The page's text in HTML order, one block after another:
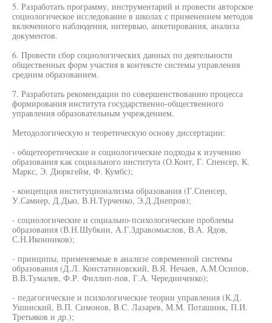
5. Разработать программу, инструментарий и провести авторское
социологическое исследование в школах с применением методов
включенного наблюдения, интервью, анкетирования, анализа
документов.
6. Провести сбор социологических данных по деятельности
общественных форм участия в контексте системы управления
средним образованием.
7. Разработать рекомендации по совершенствованию процесса
формирования института государственно-общественного
управления образовательным учреждением.
Методологическую и теоретическую основу диссертации:
- общетеоретические и социологические подходы к изучению
образования как социального института (О.Конт, Г. Спенсер, К.
Маркс, Э. Дюркгейм, Ф. Кумбс);
- концепция институционализма образования (Г.Спенсер,
У.Самнер, Д.Дыо, В.Н.Турченко, Э.Д.Днепров);
- социологические и социально-психологические проблемы
образования (В.Н.Шубкин, А.Г.Здравомыслов, В.А. Ядов,
С.Н.Иконников);
- принципы, применяемые в анализе современной системы
образования (Д.Л. Констатиновский, В.Я. Нечаев, А.М.Осипов,
В.В.Тумалев, Ф.Р. Филлип-пов, Г.А. Чередниченко);
- педагогические и психологические теории управления (К.Д.
Ушинский, В.П. Симонов, B.C. Лазарев, М.М. Поташник, П.И.
Третьяков и др.);